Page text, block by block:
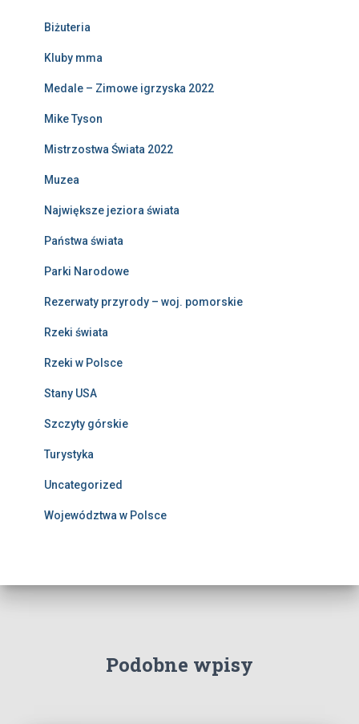
Biżuteria
Kluby mma
Medale – Zimowe igrzyska 2022
Mike Tyson
Mistrzostwa Świata 2022
Muzea
Największe jeziora świata
Państwa świata
Parki Narodowe
Rezerwaty przyrody – woj. pomorskie
Rzeki świata
Rzeki w Polsce
Stany USA
Szczyty górskie
Turystyka
Uncategorized
Województwa w Polsce
Podobne wpisy